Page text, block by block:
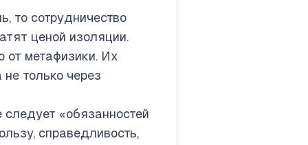
то сотрудничество
ценой изоляции.
от метафизики. Их
только через
«обязанностей
справедливость,